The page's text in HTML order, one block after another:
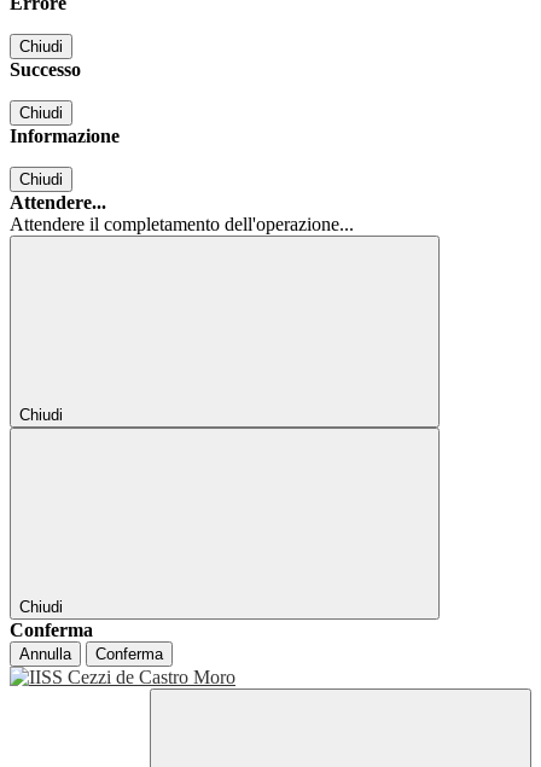
Chiudi
Successo
Chiudi
Informazione
Chiudi
Attendere...
Attendere il completamento dell'operazione...
Chiudi
Chiudi
Conferma
Annulla Conferma